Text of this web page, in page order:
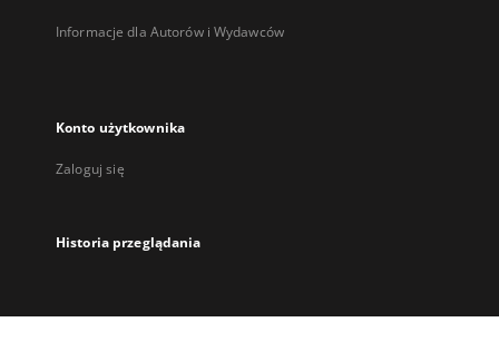
Informacje dla Autorów i Wydawców
Konto użytkownika
Zaloguj się
Historia przeglądania